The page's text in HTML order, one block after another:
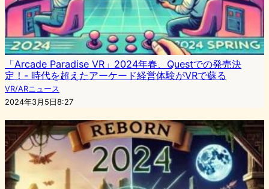
「Arcade Paradise VR」2024年春、Questでの発売決
定！- 時代を超えたアーケード経営体験がVRで蘇る
VR/ARニュース
2024年3月5日8:27